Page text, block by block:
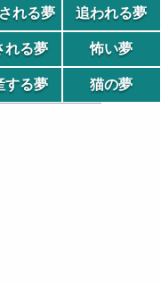
れる夢 追われる夢
れる夢 怖い夢
する夢 猫の夢